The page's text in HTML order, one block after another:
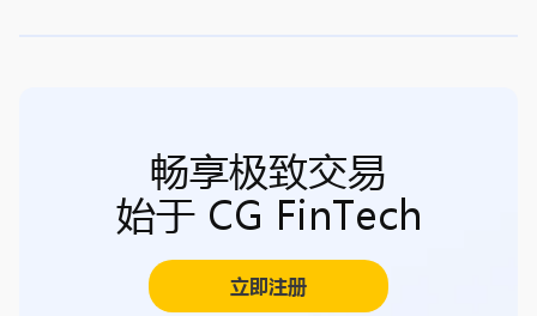
畅享极致交易
始于 CG FinTech
立即注册